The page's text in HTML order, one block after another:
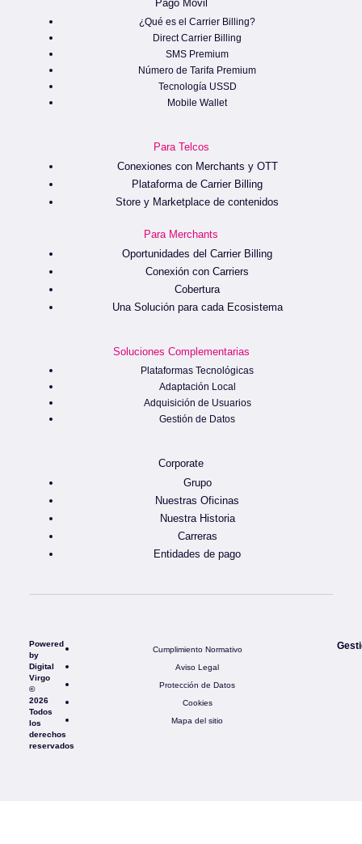
Pago Móvil
¿Qué es el Carrier Billing?
Direct Carrier Billing
SMS Premium
Número de Tarifa Premium
Tecnología USSD
Mobile Wallet
Para Telcos
Conexiones con Merchants y OTT
Plataforma de Carrier Billing
Store y Marketplace de contenidos
Para Merchants
Oportunidades del Carrier Billing
Conexión con Carriers
Cobertura
Una Solución para cada Ecosistema
Soluciones Complementarias
Plataformas Tecnológicas
Adaptación Local
Adquisición de Usuarios
Gestión de Datos
Corporate
Grupo
Nuestras Oficinas
Nuestra Historia
Carreras
Entidades de pago
Powered
by
Digital
Virgo
©
2026
Todos
los
derechos
reservados
Cumplimiento Normativo
Aviso Legal
Protección de Datos
Cookies
Mapa del sitio